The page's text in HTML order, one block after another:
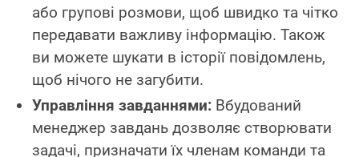
або групові розмови, щоб швидко та чітко
передавати важливу інформацію. Також
ви можете шукати в історії повідомлень,
щоб нічого не загубити.
Управління завданнями: Вбудований
менеджер завдань дозволяє створювати
задачі, призначати їх членам команди та